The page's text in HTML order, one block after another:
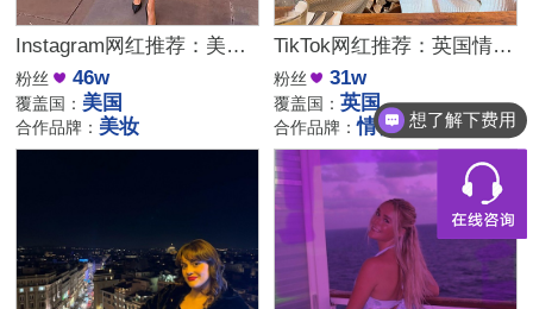
Instagram网红推荐：美国美妆护肤博主，46万粉幽默科普达人合作
粉丝 46w
覆盖国： 美国
合作品牌： 美妆
TikTok网红推荐：英国情侣生活旅行博主，互动挑战达人合作
粉丝 31w
覆盖国：英国
合作品牌：情侣生活想了解下费用